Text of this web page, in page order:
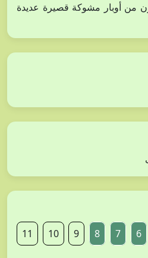
من أوبار مشوكة قصيرة عديدة
6
7
8
9
10
11